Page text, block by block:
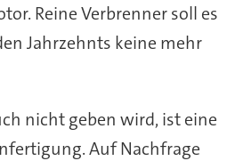
Reine Verbrenner soll es
Jahrzehnts keine mehr
nicht geben wird, ist eine
Auf Nachfrage